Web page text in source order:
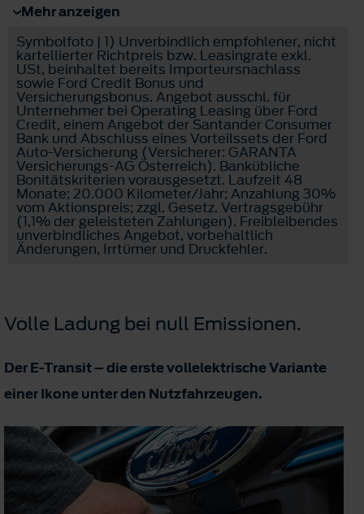
Mehr anzeigen
Symbolfoto | 1) Unverbindlich empfohlener, nicht
kartellierter Richtpreis bzw. Leasingrate exkl.
USt, beinhaltet bereits Importeursnachlass
sowie Ford Credit Bonus und
Versicherungsbonus. Angebot ausschl. für
Unternehmer bei Operating Leasing über Ford
Credit, einem Angebot der Santander Consumer
Bank und Abschluss eines Vorteilssets der Ford
Auto-Versicherung (Versicherer: GARANTA
Versicherungs-AG Österreich). Bankübliche
Bonitätskriterien vorausgesetzt. Laufzeit 48
Monate; 20.000 Kilometer/Jahr; Anzahlung 30%
vom Aktionspreis; zzgl. Gesetz. Vertragsgebühr
(1,1% der geleisteten Zahlungen). Freibleibendes
unverbindliches Angebot, vorbehaltlich
Änderungen, Irrtümer und Druckfehler.
Volle Ladung bei null Emissionen.
Der E-Transit – die erste vollelektrische Variante
einer Ikone unter den Nutzfahrzeugen.